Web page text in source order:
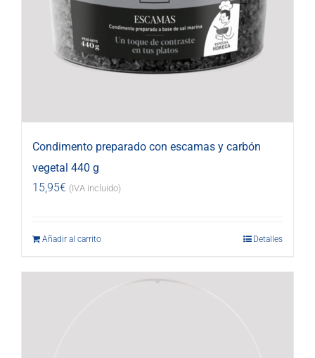
Condimento preparado con escamas y carbón
vegetal 440 g
15,95€ (IVA incluido)
Añadir al carrito Detalles